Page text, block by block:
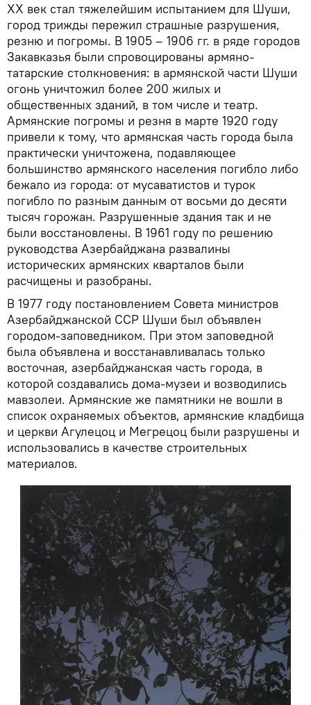
XX век стал тяжелейшим испытанием для Шуши,
город трижды пережил страшные разрушения,
резню и погромы. В 1905 – 1906 гг. в ряде городов
Закавказья были спровоцированы армяно-
татарские столкновения: в армянской части Шуши
огонь уничтожил более 200 жилых и
общественных зданий, в том числе и театр.
Армянские погромы и резня в марте 1920 году
привели к тому, что армянская часть города была
практически уничтожена, подавляющее
большинство армянского населения погибло либо
бежало из города: от мусаватистов и турок
погибло по разным данным от восьми до десяти
тысяч горожан. Разрушенные здания так и не
были восстановлены. В 1961 году по решению
руководства Азербайджана развалины
исторических армянских кварталов были
расчищены и разобраны.
В 1977 году постановлением Совета министров
Азербайджанской ССР Шуши был объявлен
городом-заповедником. При этом заповедной
была объявлена и восстанавливалась только
восточная, азербайджанская часть города, в
которой создавались дома-музеи и возводились
мавзолеи. Армянские же памятники не вошли в
список охраняемых объектов, армянские кладбища
и церкви Агулецоц и Мегрецоц были разрушены и
использовались в качестве строительных
материалов.